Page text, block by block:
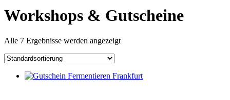
Workshops & Gutscheine
Alle 7 Ergebnisse werden angezeigt